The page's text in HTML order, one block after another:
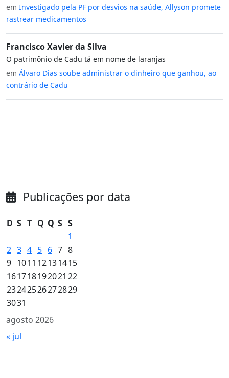
em Investigado pela PF por desvios na saúde, Allyson promete
rastrear medicamentos
Francisco Xavier da Silva
O patrimônio de Cadu tá em nome de laranjas
em Álvaro Dias soube administrar o dinheiro que ganhou, ao
contrário de Cadu
Publicações por data
agosto 2026
D S T Q Q S S
1
2 3 4 5 6 7 8
9 1011 12131415
161718192021 22
23242526272829
3031
« jul